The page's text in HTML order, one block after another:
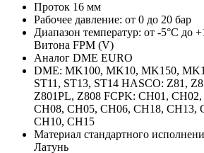
Проток 16 мм
Рабочее давление: от 0 до 20 бар
Диапазон температур: от -5°C до
Витона FPM (V)
Аналог DME EURO
DME: MK100, MK10, MK150,
ST11, ST13, ST14 HASCO: Z81,
Z801PL, Z808 FCPK: CH01,
CH08, CH05, CH06, CH18, CH13,
CH10, CH15
Материал стандартного
Латунь